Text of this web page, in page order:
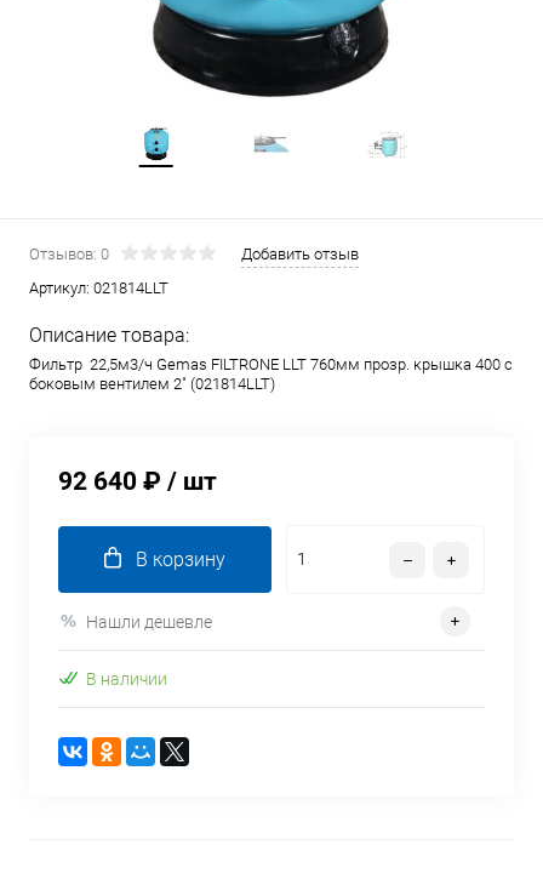
Отзывов: 0
Добавить отзыв
Артикул: 021814LLT
Описание товара:
Фильтр 22,5м3/ч Gemas FILTRONE LLT 760мм прозр. крышка 400 с
боковым вентилем 2" (021814LLT)
92 640 ₽ / шт
В корзину
Нашли дешевле
В наличии